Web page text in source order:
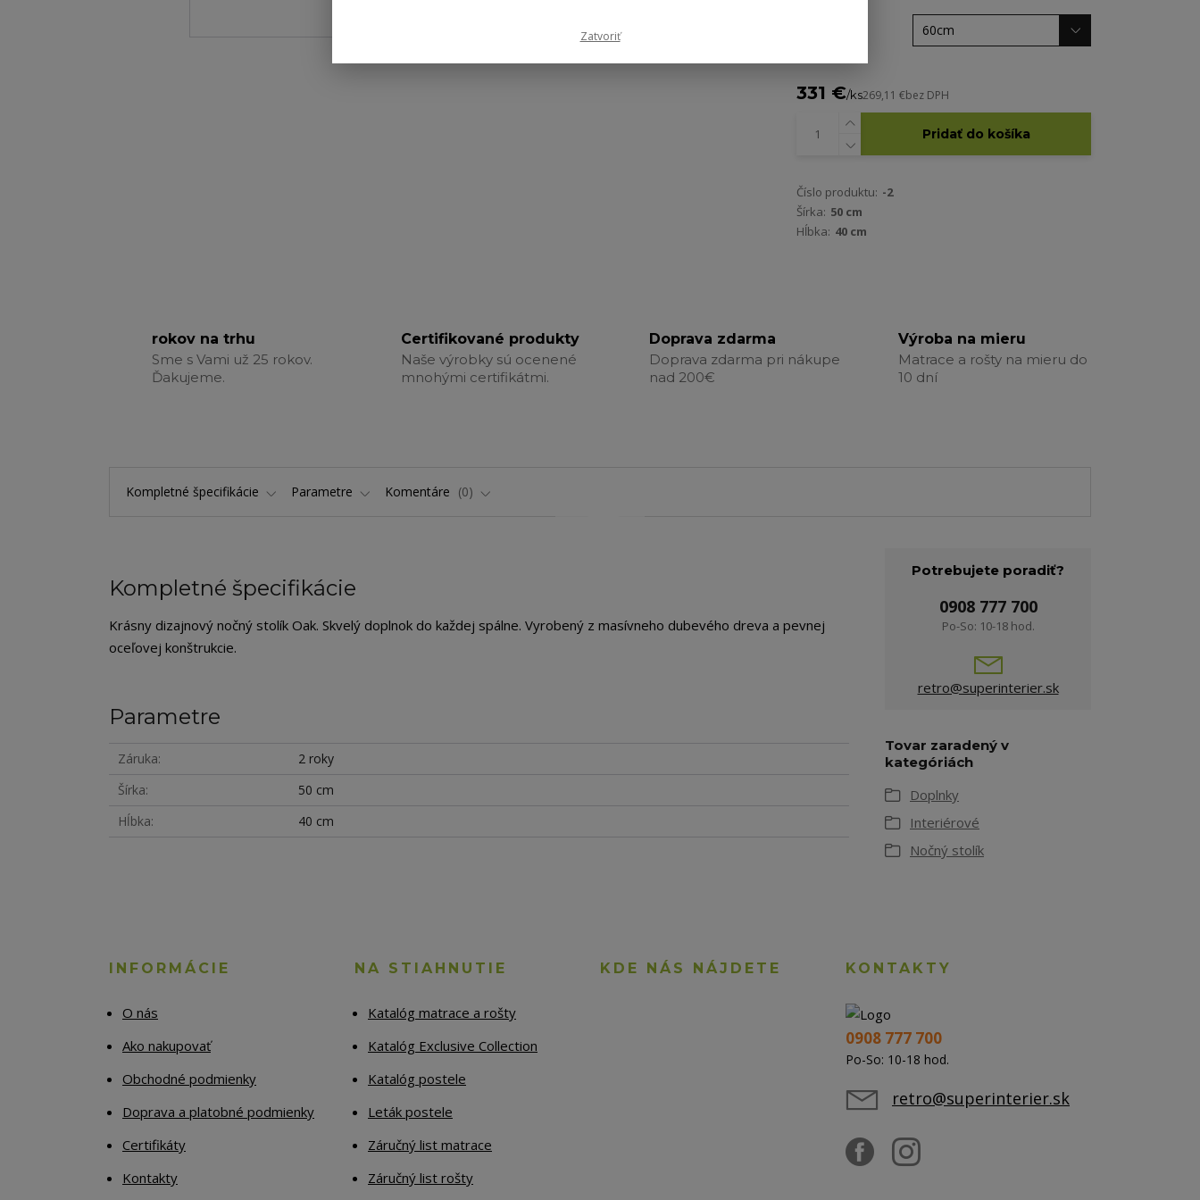
331 €/ks269,11 €bez DPH
Pridať do košíka
Číslo produktu: -2
Šírka: 50 cm
Hĺbka: 40 cm
rokov na trhu
Sme s Vami už 25 rokov.
Ďakujeme.
Certifikované produkty
Naše výrobky sú ocenené
mnohými certifikátmi.
Doprava zdarma
Doprava zdarma pri nákupe
nad 200€
Výroba na mieru
Matrace a rošty na mieru do
10 dní
Kompletné špecifikácie Parametre Komentáre 0
Kompletné špecifikácie
Krásny dizajnový nočný stolík Oak. Skvelý doplnok do každej spálne. Vyrobený z masívneho dubevého dreva a pevnej
oceľovej konštrukcie.
Parametre
Záruka
2 roky
Šírka
50 cm
Hĺbka
40 cm
Potrebujete poradiť?
0908 777 700
Po-So: 10-18 hod.
retro@superinterier.sk
Tovar zaradený v
kategóriách
Doplnky
Interiérové
Nočný stolík
INFORMÁCIE
O nás
Ako nakupovať
Obchodné podmienky
Doprava a platobné podmienky
Certifikáty
Kontakty
NA STIAHNUTIE
Katalóg matrace a rošty
Katalóg Exclusive Collection
Katalóg postele
Leták postele
Záručný list matrace
Záručný list rošty
KDE NÁS NÁJDETE KONTAKTY
0908 777 700
Po-So: 10-18 hod.
retro@superinterier.sk
Zatvoriť